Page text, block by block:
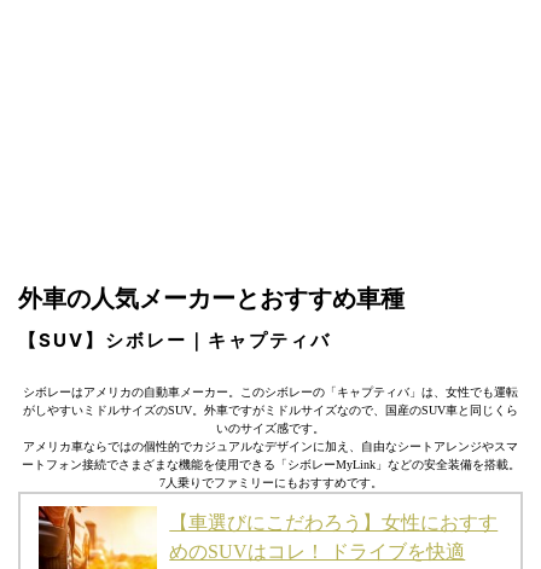
外車の人気メーカーとおすすめ車種
【SUV】シボレー｜キャプティバ
シボレーはアメリカの自動車メーカー。このシボレーの「キャプティバ」は、女性でも運転
がしやすいミドルサイズのSUV。外車ですがミドルサイズなので、国産のSUV車と同じくら
いのサイズ感です。
アメリカ車ならではの個性的でカジュアルなデザインに加え、自由なシートアレンジやスマ
ートフォン接続でさまざまな機能を使用できる「シボレーMyLink」などの安全装備を搭載。
7人乗りでファミリーにもおすすめです。
【車選びにこだわろう】女性におすす
めのSUVはコレ！ ドライブを快適